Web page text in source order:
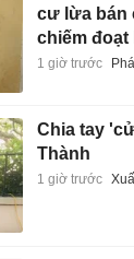
cư lừa bán
chiếm đoạt
1 giờ trước
Chia tay
Thành
1 giờ trước